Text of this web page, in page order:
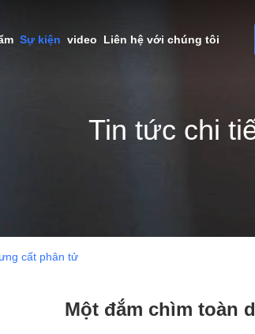
Sự kiện video Liên hệ với chúng tôi
Tin tức chi
cất phân tử
Một đắm chìm toàn